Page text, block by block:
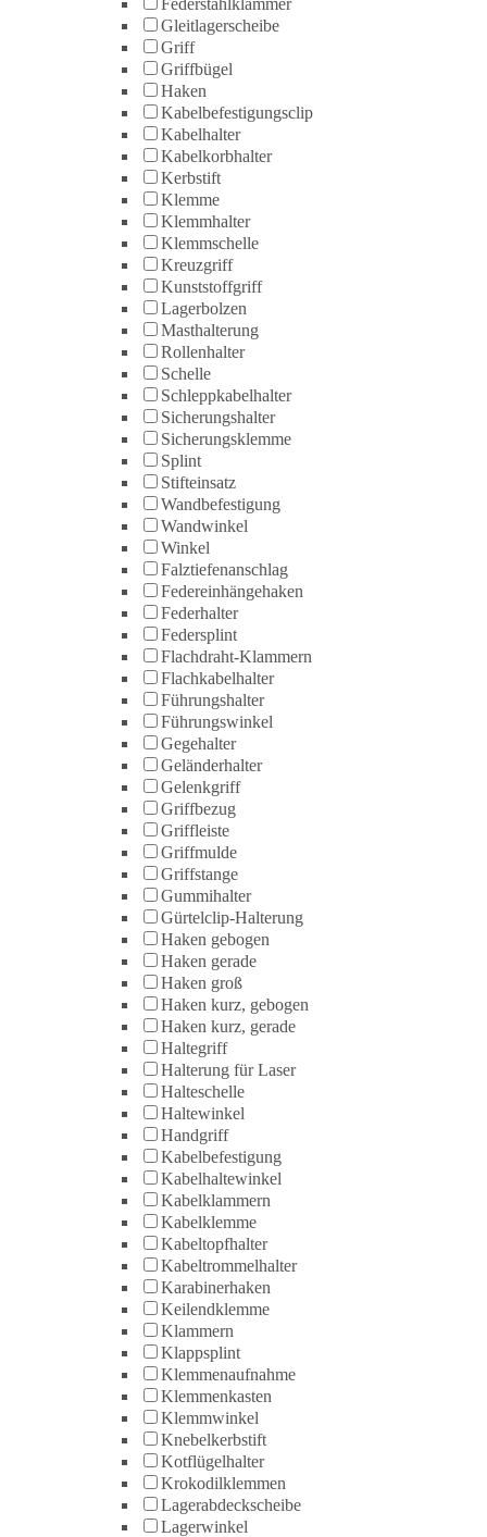
Gleitlagerscheibe
Griff
Griffbügel
Haken
Kabelbefestigungsclip
Kabelhalter
Kabelkorbhalter
Kerbstift
Klemme
Klemmhalter
Klemmschelle
Kreuzgriff
Kunststoffgriff
Lagerbolzen
Masthalterung
Rollenhalter
Schelle
Schleppkabelhalter
Sicherungshalter
Sicherungsklemme
Splint
Stifteinsatz
Wandbefestigung
Wandwinkel
Winkel
Falztiefenanschlag
Federeinhängehaken
Federhalter
Federsplint
Flachdraht-Klammern
Flachkabelhalter
Führungshalter
Führungswinkel
Gegehalter
Geländerhalter
Gelenkgriff
Griffbezug
Griffleiste
Griffmulde
Griffstange
Gummihalter
Gürtelclip-Halterung
Haken gebogen
Haken gerade
Haken groß
Haken kurz, gebogen
Haken kurz, gerade
Haltegriff
Halterung für Laser
Halteschelle
Haltewinkel
Handgriff
Kabelbefestigung
Kabelhaltewinkel
Kabelklammern
Kabelklemme
Kabeltopfhalter
Kabeltrommelhalter
Karabinerhaken
Keilendklemme
Klammern
Klappsplint
Klemmenaufnahme
Klemmenkasten
Klemmwinkel
Knebelkerbstift
Kotflügelhalter
Krokodilklemmen
Lagerabdeckscheibe
Lagerwinkel